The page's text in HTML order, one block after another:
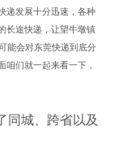
递发展十分迅速，各种
长途快递，让望牛墩镇
能会对东莞快递到底分
咱们就一起来看一下，
同城、跨省以及